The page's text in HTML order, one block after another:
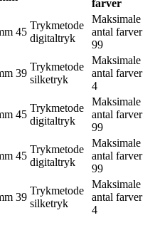
farver
45
Trykmetode
digitaltryk
Maksimale
antal farver
99
39
Trykmetode
silketryk
Maksimale
antal farver
4
45
Trykmetode
digitaltryk
Maksimale
antal farver
99
45
Trykmetode
digitaltryk
Maksimale
antal farver
99
39
Trykmetode
silketryk
Maksimale
antal farver
4